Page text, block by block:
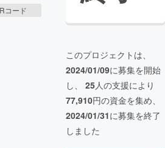
コード
このプロジェクトは、
2024/01/09に募集を開始
し、 25人の支援により
77,910円の資金を集め、
2024/01/31に募集を終了
しました